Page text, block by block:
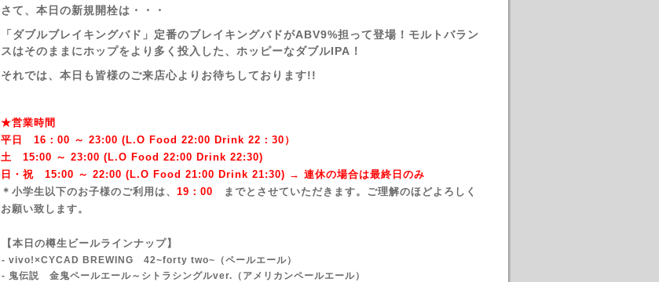
さて、本日の新規開栓は・・・
「ダブルブレイキングバド」定番のブレイキングバドがABV9%担って登場！モルトバラン
スはそのままにホップをより多く投入した、ホッピーなダブルIPA！
それでは、本日も皆様のご来店心よりお待ちしております!!
★営業時間
平日 16：00 ～ 23:00 (L.O Food 22:00 Drink 22：30）
土 15:00 ～ 23:00 ( L.O Food 22:00 Drink 22:30)
日・祝 15:00 ～ 22:00 ( L.O Food 21:00 Drink 21:30) → 連休の場合は最終日のみ
＊小学生以下のお子様のご利用は、 19：00
までとさせていただきます。ご理解のほどよろしく
お願い致します。
【本日の樽生ビールラインナップ】
- vivo!×CYCAD BREWING 42~forty two~ （ペールエール）
- 鬼伝説 金鬼ペールエール～シトラシングルver.（アメリカンペールエール）